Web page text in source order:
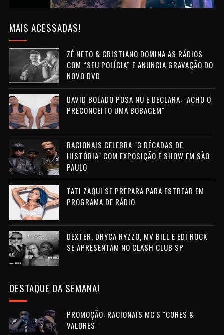
MAIS ACESSADAS!
ZÉ NETO & CRISTIANO DOMINA AS RÁDIOS
COM “SEU POLÍCIA” E ANUNCIA GRAVAÇÃO DO
NOVO DVD
DAVID BOLADO POSA NU E DECLARA: "ACHO O
PRECONCEITO UMA BOBAGEM"
RACIONAIS CELEBRA "3 DÉCADAS DE
HISTÓRIA" COM EXPOSIÇÃO E SHOW EM SÃO
PAULO
TATI ZAQUI SE PREPARA PARA ESTREAR EM
PROGRAMA DE RÁDIO
DEXTER, DRYCA RYZZO, MV BILL E EDI ROCK
SE APRESENTAM NO CLASH CLUB SP
DESTAQUE DA SEMANA!
PROMOÇÃO: RACIONAIS MC'S "CORES &
VALORES"